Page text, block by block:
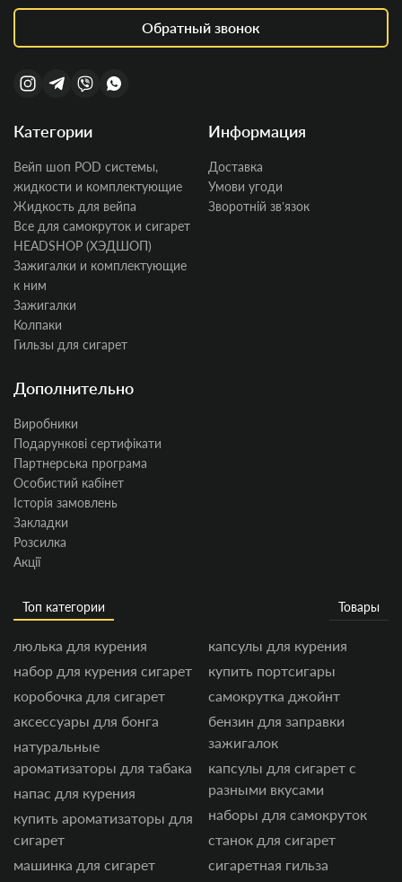
Обратный звонок
Категории
Вейп шоп POD системы,
жидкости и комплектующие
Жидкость для вейпа
Все для самокруток и сигарет
HEADSHOP (ХЭДШОП)
Зажигалки и комплектующие
к ним
Зажигалки
Колпаки
Гильзы для сигарет
Информация
Доставка
Умови угоди
Зворотній звʼязок
Дополнительно
Виробники
Подарункові сертифікати
Партнерська програма
Особистий кабінет
Історія замовлень
Закладки
Розсилка
Акції
Топ категории Товары
люлька для курения
набор для курения сигарет
коробочка для сигарет
аксессуары для бонга
натуральные
ароматизаторы для табака
напас для курения
купить ароматизаторы для
сигарет
машинка для сигарет
капсулы для курения
купить портсигары
самокрутка джойнт
бензин для заправки
зажигалок
капсулы для сигарет с
разными вкусами
наборы для самокруток
станок для сигарет
сигаретная гильза